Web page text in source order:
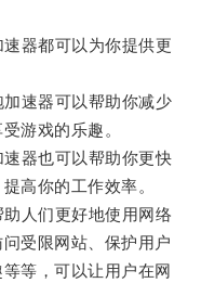
器都可以为你提供更
速器可以帮助你减少
游戏的乐趣。
器也可以帮助你更快
高你的工作效率。
人们更好地使用网络
受限网站、保护用户
等，可以让用户在网